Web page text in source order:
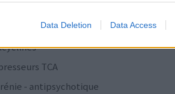
Data Deletion Data Access
TCA
- antipsychotique